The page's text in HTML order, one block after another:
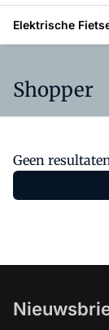
Elektrische
Shopper
Geen